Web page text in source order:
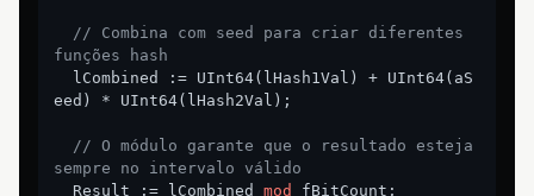
// Combina com seed para criar diferentes
funções hash
eed) * UInt64(lHash2Val);
// O módulo garante que o resultado esteja
sempre no intervalo válido
  Result := lCombined
mod